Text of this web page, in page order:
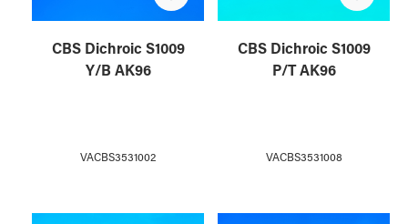
CBS Dichroic S1009
Y/B AK96
VACBS3531002
CBS Dichroic S1009
P/T AK96
VACBS3531008